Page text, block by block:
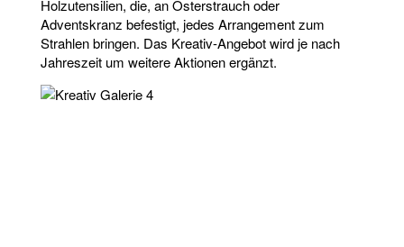
Holzutensilien, die, an Osterstrauch oder
Adventskranz befestigt, jedes Arrangement zum
Strahlen bringen. Das Kreativ-Angebot wird je nach
Jahreszeit um weitere Aktionen ergänzt.